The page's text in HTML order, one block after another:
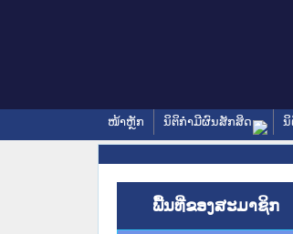
ໜ້າຫຼັກ ນິຕິກໍາມີຜົນສັກສິດ ນິ
ພື້ນທີ່ຂອງສະມາຊິກ